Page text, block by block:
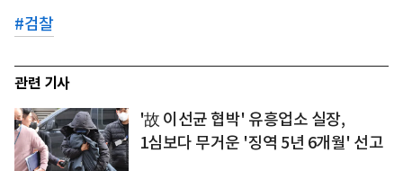
#검찰
관련 기사
'故 이선균 협박' 유흥업소 실장,
1심보다 무거운 '징역 5년 6개월' 선고